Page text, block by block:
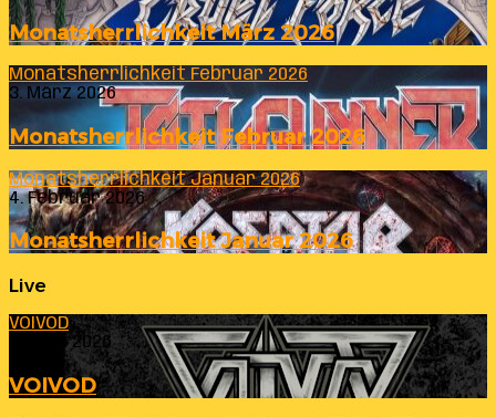
Monatsherrlichkeit März 2026
Monatsherrlichkeit Februar 2026
3. März 2026
Monatsherrlichkeit Februar 2026
Monatsherrlichkeit Januar 2026
4. Februar 2026
Monatsherrlichkeit Januar 2026
Live
VOIVOD
23. Juli 2026
VOIVOD